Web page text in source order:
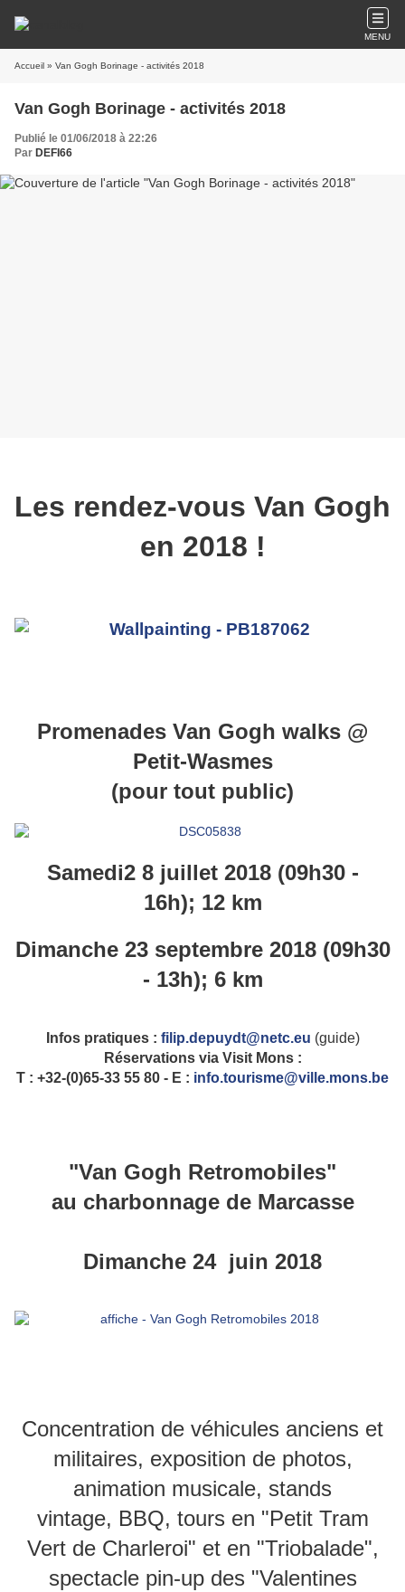
MENU
Accueil » Van Gogh Borinage - activités 2018
Van Gogh Borinage - activités 2018
Publié le 01/06/2018 à 22:26
Par DEFI66
Les rendez-vous Van Gogh
en 2018 !
Promenades Van Gogh walks @
Petit-Wasmes
(pour tout public)
Samedi2 8 juillet 2018 (09h30 -
16h); 12 km
Dimanche 23 septembre 2018 (09h30
- 13h); 6 km
Infos pratiques : filip.depuydt@netc.eu (guide)
Réservations via Visit Mons :
T : +32-(0)65-33 55 80 - E : info.tourisme@ville.mons.be
"Van Gogh Retromobiles"
au charbonnage de Marcasse
Dimanche 24 juin 2018
Concentration de véhicules anciens et
militaires, exposition de photos,
animation musicale, stands
vintage, BBQ, tours en "Petit Tram
Vert de Charleroi" et en "Triobalade",
spectacle pin-up des "Valentines